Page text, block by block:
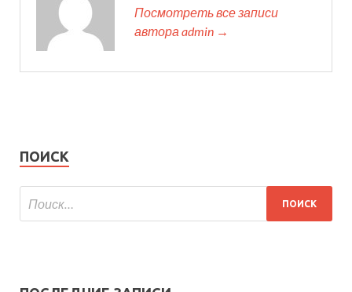
Посмотреть все записи
автора admin →
ПОИСК